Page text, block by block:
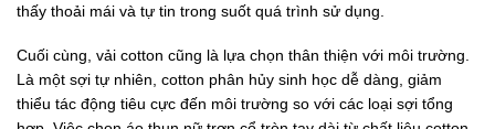
thấy thoải mái và tự tin trong suốt quá trình sử dụng.
Cuối cùng, vải cotton cũng là lựa chọn thân thiện với môi trường.
Là một sợi tự nhiên, cotton phân hủy sinh học dễ dàng, giảm
thiểu tác động tiêu cực đến môi trường so với các loại sợi tổng